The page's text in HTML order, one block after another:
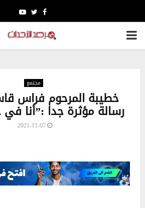
Facebook
Twitter
Youtube
PRIMARY
مجتمع
خطيبة المرحوم فراس
رسالة مؤثرة جدا :”أنا
2021-11-07